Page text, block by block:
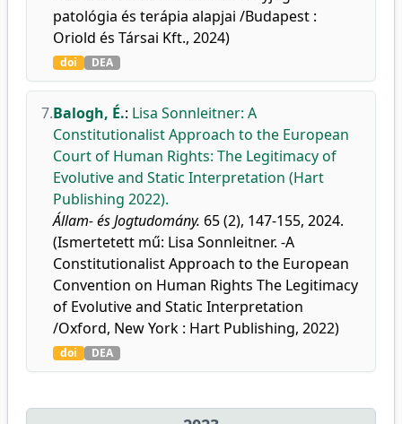
patológia és terápia alapjai /Budapest :
Oriold és Társai Kft., 2024)
doi DEA
7.Balogh, É.: Lisa Sonnleitner: A
Constitutionalist Approach to the European
Court of Human Rights: The Legitimacy of
Evolutive and Static Interpretation (Hart
Publishing 2022).
Állam- és Jogtudomány. 65 (2), 147-155, 2024.
(Ismertetett mű: Lisa Sonnleitner. -A
Constitutionalist Approach to the European
Convention on Human Rights The Legitimacy
of Evolutive and Static Interpretation
/Oxford, New York : Hart Publishing, 2022)
doi DEA